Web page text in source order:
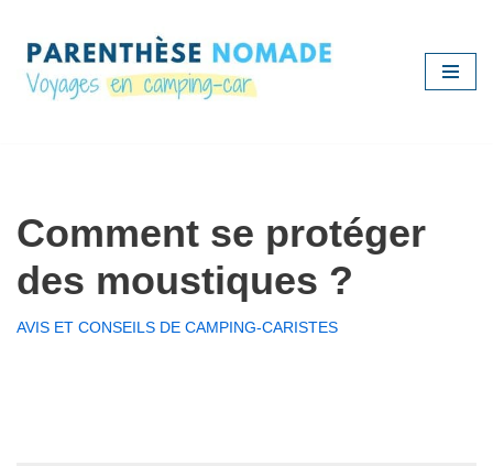
Aller
au
Comment se protéger
des moustiques ?
AVIS ET CONSEILS DE CAMPING-CARISTES